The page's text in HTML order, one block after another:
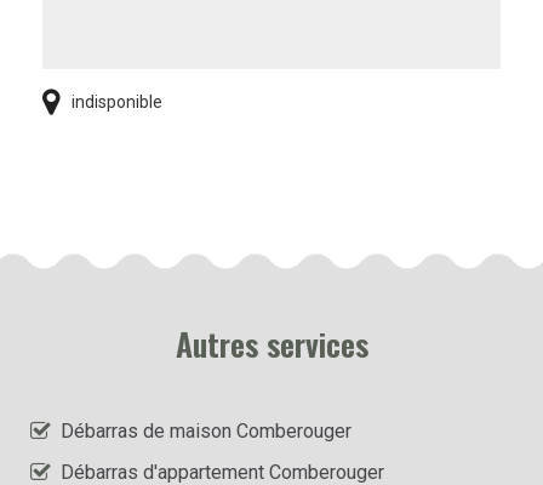
indisponible
Autres services
Débarras de maison Comberouger
Débarras d'appartement Comberouger